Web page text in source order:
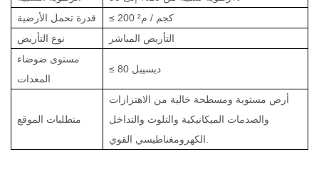
قدرة تحمل الأرضية
≤ 200 كجم / م²
نوع التأريض
التأريض المباشر
مستوى ضوضاء
المعدات
≤ 80 ديسيبل
متطلبات الموقع
أرض مستوية ومسطحة خالية من الاهتزازات
والصدمات الميكانيكية والتلوث والتداخل